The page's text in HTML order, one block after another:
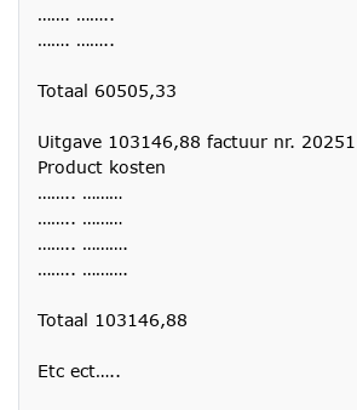
……. ……..
……. ……..
Totaal 60505,33
Uitgave 103146,88 factuur nr.
Product kosten
…….. ………
…….. ………
…….. ……….
…….. ……….
Totaal 103146,88
Etc ect…..